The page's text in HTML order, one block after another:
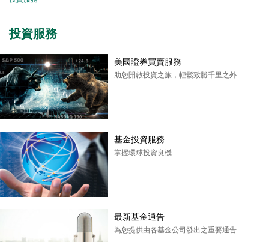
投資服務
美國證券買賣服務
助您開啟投資之旅，輕鬆致勝千里之外
基金投資服務
掌握環球投資良機
最新基金通告
為您提供由各基金公司發出之重要通告